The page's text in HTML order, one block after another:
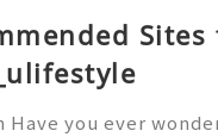
you ever